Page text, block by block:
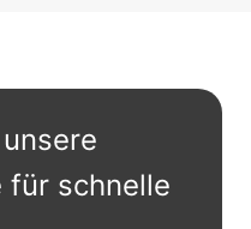
für schnelle